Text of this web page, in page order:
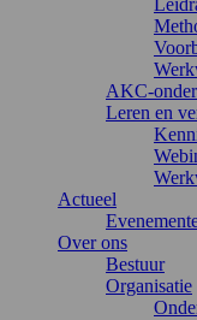
AKC-
Leren en
Actueel
Over ons
Bestuur
Organisatie